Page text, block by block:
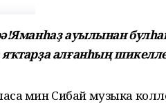
ауылынан
алғанһың
мин Сибай музыка